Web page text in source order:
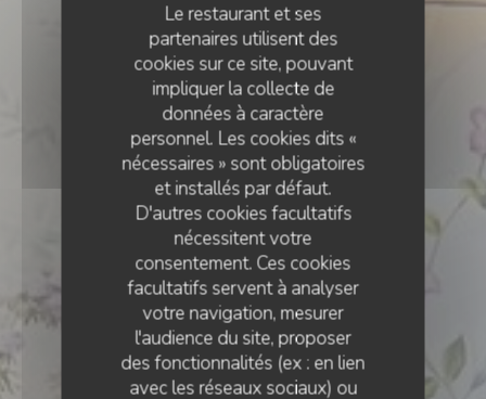
Le restaurant et ses
partenaires utilisent des
cookies sur ce site, pouvant
impliquer la collecte de
données à caractère
personnel. Les cookies dits «
nécessaires » sont obligatoires
et installés par défaut.
D'autres cookies facultatifs
nécessitent votre
consentement. Ces cookies
facultatifs servent à analyser
votre navigation, mesurer
l'audience du site, proposer
des fonctionnalités (ex : en lien
avec les réseaux sociaux) ou